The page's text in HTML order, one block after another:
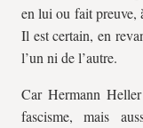
en lui ou fait preuve,
Il est certain, en
l’un ni de l’autre.
Car Hermann
fascisme, mais